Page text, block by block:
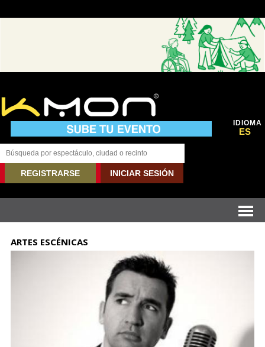
IDIOMA
ES
REGISTRARSE INICIAR SESIÓN
ARTES ESCÉNICAS